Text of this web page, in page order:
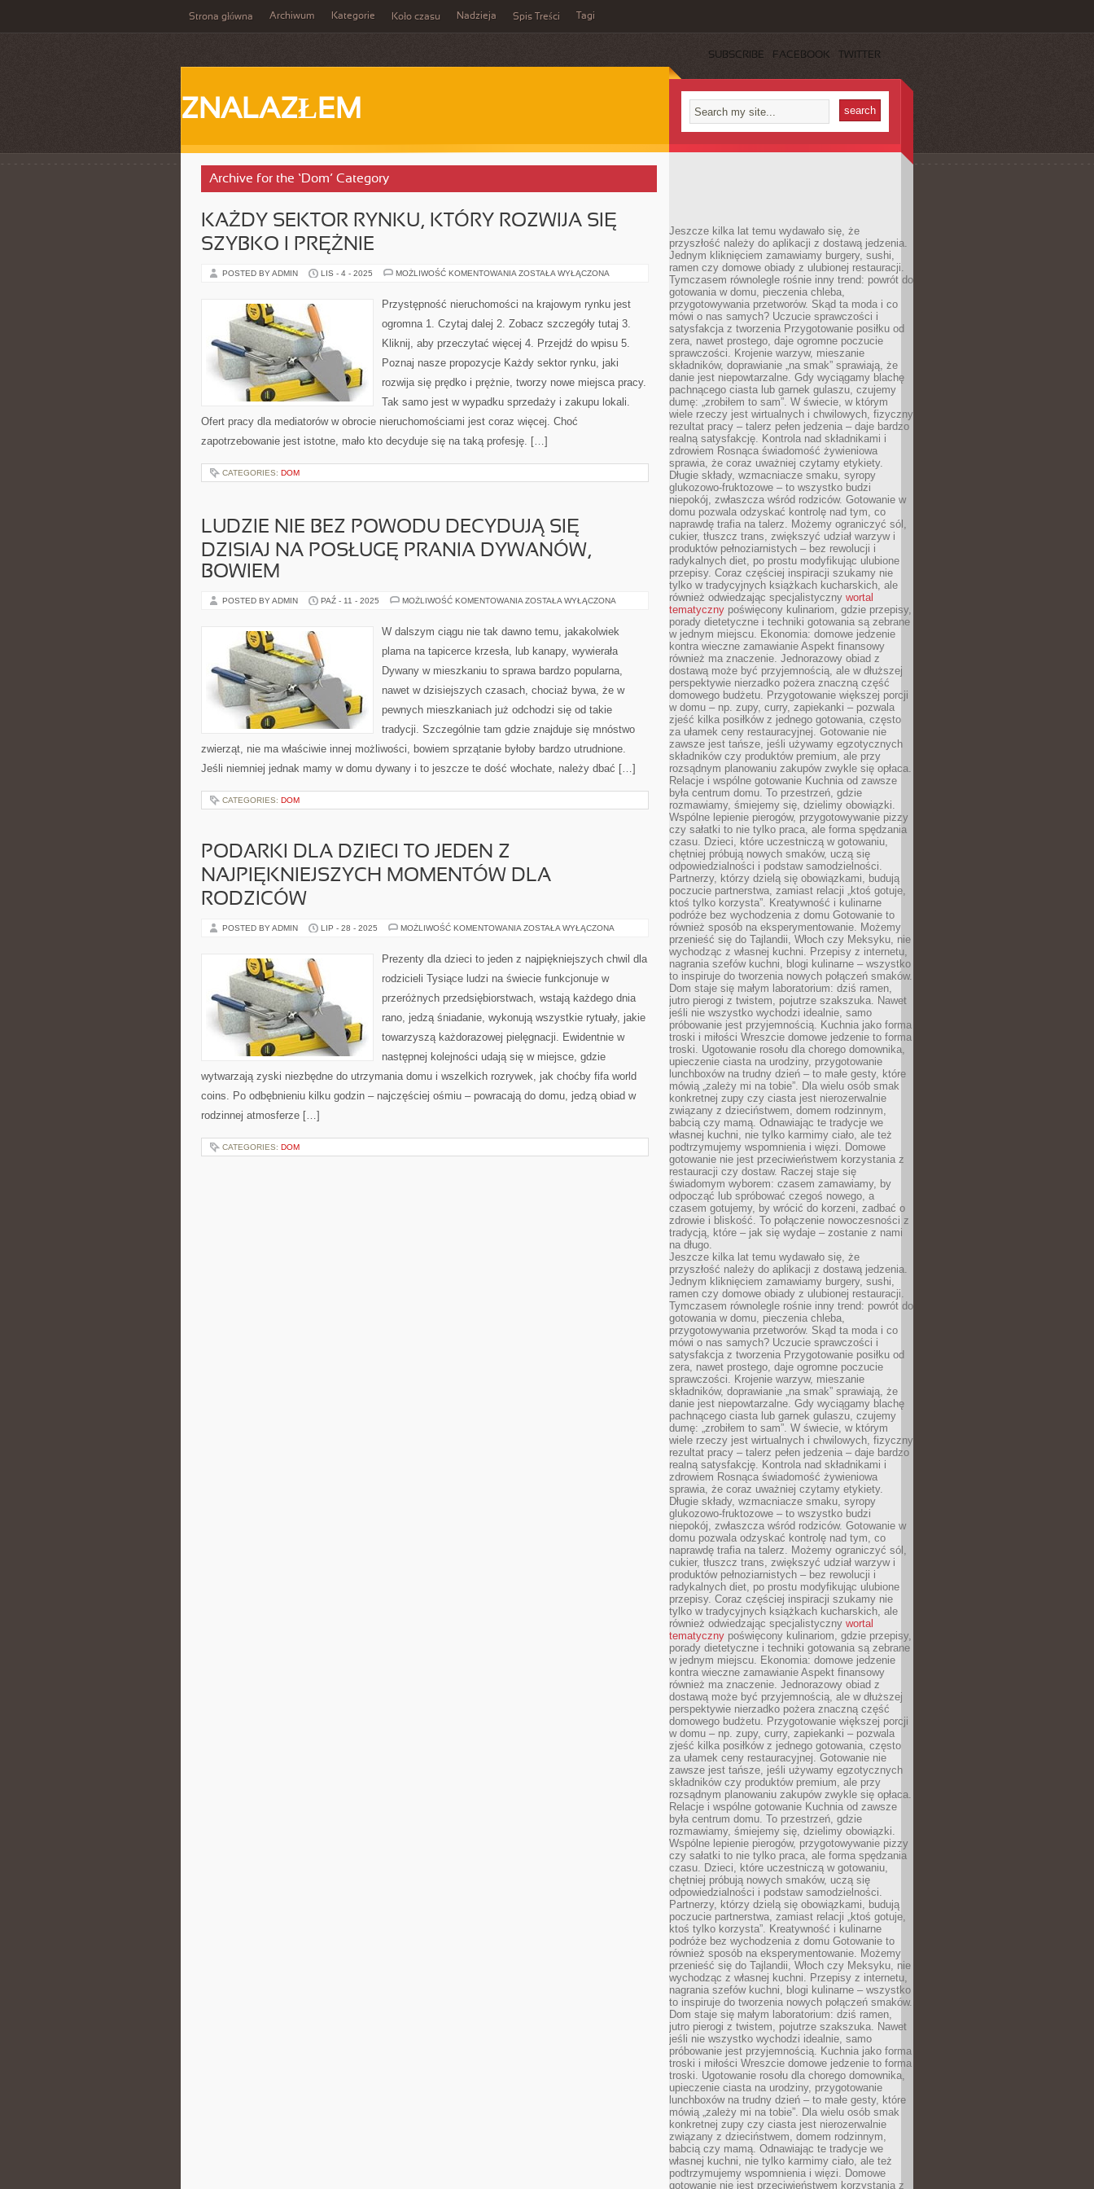
Strona główna Archiwum Kategorie Koło czasu Nadzieja Spis Treści Tagi
SUBSCRIBE FACEBOOK TWITTER
ZNALAZŁEM
Archive for the ‘Dom’ Category
KAŻDY SEKTOR RYNKU, KTÓRY ROZWIJA SIĘ
SZYBKO I PRĘŻNIE
POSTED BY ADMIN LIS - 4 - 2025 MOŻLIWOŚĆ KOMENTOWANIA KAŻDY
KTÓRY
ROZWIJA
SZYBKO
PRĘŻNIE
ZOSTAŁA WYŁĄCZONA
Przystępność nieruchomości na krajowym rynku jest
ogromna 1. Czytaj dalej 2. Zobacz szczegóły tutaj 3.
Kliknij, aby przeczytać więcej 4. Przejdź do wpisu 5.
Poznaj nasze propozycje Każdy sektor rynku, jaki
rozwija się prędko i prężnie, tworzy nowe miejsca pracy.
Tak samo jest w wypadku sprzedaży i zakupu lokali.
Ofert pracy dla mediatorów w obrocie nieruchomościami jest coraz więcej. Choć
zapotrzebowanie jest istotne, mało kto decyduje się na taką profesję. […]
CATEGORIES: DOM
LUDZIE NIE BEZ POWODU DECYDUJĄ SIĘ
DZISIAJ NA POSŁUGĘ PRANIA DYWANÓW,
BOWIEM
POSTED BY ADMIN PAŹ - 11 - 2025 MOŻLIWOŚĆ KOMENTOWANIA LUDZIE
POWODU
DECYDUJĄ
DZISIAJ
POSŁUGĘ
DYWANÓW,
BOWIEM
ZOSTAŁA WYŁĄCZONA
W dalszym ciągu nie tak dawno temu, jakakolwiek
plama na tapicerce krzesła, lub kanapy, wywierała
Dywany w mieszkaniu to sprawa bardzo popularna,
nawet w dzisiejszych czasach, chociaż bywa, że w
pewnych mieszkaniach już odchodzi się od takie
tradycji. Szczególnie tam gdzie znajduje się mnóstwo
zwierząt, nie ma właściwie innej możliwości, bowiem sprzątanie byłoby bardzo utrudnione.
Jeśli niemniej jednak mamy w domu dywany i to jeszcze te dość włochate, należy dbać […]
CATEGORIES: DOM
PODARKI DLA DZIECI TO JEDEN Z
NAJPIĘKNIEJSZYCH MOMENTÓW DLA
RODZICÓW
POSTED BY ADMIN LIP - 28 - 2025 MOŻLIWOŚĆ KOMENTOWANIA PODARKI
JEDEN
NAJPIĘKNIEJSZYCH
DLA
ZOSTAŁA WYŁĄCZONA
Prezenty dla dzieci to jeden z najpiękniejszych chwil dla
rodzicieli Tysiące ludzi na świecie funkcjonuje w
przeróżnych przedsiębiorstwach, wstają każdego dnia
rano, jedzą śniadanie, wykonują wszystkie rytuały, jakie
towarzyszą każdorazowej pielęgnacji. Ewidentnie w
następnej kolejności udają się w miejsce, gdzie
wytwarzają zyski niezbędne do utrzymania domu i wszelkich rozrywek, jak choćby fifa world
coins. Po odbębnieniu kilku godzin – najczęściej ośmiu – powracają do domu, jedzą obiad w
rodzinnej atmosferze […]
CATEGORIES: DOM
Jeszcze kilka lat temu wydawało się, że
przyszłość należy do aplikacji z dostawą jedzenia.
Jednym kliknięciem zamawiamy burgery, sushi,
ramen czy domowe obiady z ulubionej restauracji.
Tymczasem równolegle rośnie inny trend: powrót do
gotowania w domu, pieczenia chleba,
przygotowywania przetworów. Skąd ta moda i co
mówi o nas samych? Uczucie sprawczości i
satysfakcja z tworzenia Przygotowanie posiłku od
zera, nawet prostego, daje ogromne poczucie
sprawczości. Krojenie warzyw, mieszanie
składników, doprawianie „na smak” sprawiają, że
danie jest niepowtarzalne. Gdy wyciągamy blachę
pachnącego ciasta lub garnek gulaszu, czujemy
dumę: „zrobiłem to sam”. W świecie, w którym
wiele rzeczy jest wirtualnych i chwilowych, fizyczny
rezultat pracy – talerz pełen jedzenia – daje bardzo
realną satysfakcję. Kontrola nad składnikami i
zdrowiem Rosnąca świadomość żywieniowa
sprawia, że coraz uważniej czytamy etykiety.
Długie składy, wzmacniacze smaku, syropy
glukozowo-fruktozowe – to wszystko budzi
niepokój, zwłaszcza wśród rodziców. Gotowanie w
domu pozwala odzyskać kontrolę nad tym, co
naprawdę trafia na talerz. Możemy ograniczyć sól,
cukier, tłuszcz trans, zwiększyć udział warzyw i
produktów pełnoziarnistych – bez rewolucji i
radykalnych diet, po prostu modyfikując ulubione
przepisy. Coraz częściej inspiracji szukamy nie
tylko w tradycyjnych książkach kucharskich, ale
również odwiedzając specjalistyczny wortal
tematyczny poświęcony kulinariom, gdzie przepisy,
porady dietetyczne i techniki gotowania są zebrane
w jednym miejscu. Ekonomia: domowe jedzenie
kontra wieczne zamawianie Aspekt finansowy
również ma znaczenie. Jednorazowy obiad z
dostawą może być przyjemnością, ale w dłuższej
perspektywie nierzadko pożera znaczną część
domowego budżetu. Przygotowanie większej porcji
w domu – np. zupy, curry, zapiekanki – pozwala
zjeść kilka posiłków z jednego gotowania, często
za ułamek ceny restauracyjnej. Gotowanie nie
zawsze jest tańsze, jeśli używamy egzotycznych
składników czy produktów premium, ale przy
rozsądnym planowaniu zakupów zwykle się opłaca.
Relacje i wspólne gotowanie Kuchnia od zawsze
była centrum domu. To przestrzeń, gdzie
rozmawiamy, śmiejemy się, dzielimy obowiązki.
Wspólne lepienie pierogów, przygotowywanie pizzy
czy sałatki to nie tylko praca, ale forma spędzania
czasu. Dzieci, które uczestniczą w gotowaniu,
chętniej próbują nowych smaków, uczą się
odpowiedzialności i podstaw samodzielności.
Partnerzy, którzy dzielą się obowiązkami, budują
poczucie partnerstwa, zamiast relacji „ktoś gotuje,
ktoś tylko korzysta”. Kreatywność i kulinarne
podróże bez wychodzenia z domu Gotowanie to
również sposób na eksperymentowanie. Możemy
przenieść się do Tajlandii, Włoch czy Meksyku, nie
wychodząc z własnej kuchni. Przepisy z internetu,
nagrania szefów kuchni, blogi kulinarne – wszystko
to inspiruje do tworzenia nowych połączeń smaków.
Dom staje się małym laboratorium: dziś ramen,
jutro pierogi z twistem, pojutrze szakszuka. Nawet
jeśli nie wszystko wychodzi idealnie, samo
próbowanie jest przyjemnością. Kuchnia jako forma
troski i miłości Wreszcie domowe jedzenie to forma
troski. Ugotowanie rosołu dla chorego domownika,
upieczenie ciasta na urodziny, przygotowanie
lunchboxów na trudny dzień – to małe gesty, które
mówią „zależy mi na tobie”. Dla wielu osób smak
konkretnej zupy czy ciasta jest nierozerwalnie
związany z dzieciństwem, domem rodzinnym,
babcią czy mamą. Odnawiając te tradycje we
własnej kuchni, nie tylko karmimy ciało, ale też
podtrzymujemy wspomnienia i więzi. Domowe
gotowanie nie jest przeciwieństwem korzystania z
restauracji czy dostaw. Raczej staje się
świadomym wyborem: czasem zamawiamy, by
odpocząć lub spróbować czegoś nowego, a
czasem gotujemy, by wrócić do korzeni, zadbać o
zdrowie i bliskość. To połączenie nowoczesności z
tradycją, które – jak się wydaje – zostanie z nami
na długo.
Jeszcze kilka lat temu wydawało się, że
przyszłość należy do aplikacji z dostawą jedzenia.
Jednym kliknięciem zamawiamy burgery, sushi,
ramen czy domowe obiady z ulubionej restauracji.
Tymczasem równolegle rośnie inny trend: powrót do
gotowania w domu, pieczenia chleba,
przygotowywania przetworów. Skąd ta moda i co
mówi o nas samych? Uczucie sprawczości i
satysfakcja z tworzenia Przygotowanie posiłku od
zera, nawet prostego, daje ogromne poczucie
sprawczości. Krojenie warzyw, mieszanie
składników, doprawianie „na smak” sprawiają, że
danie jest niepowtarzalne. Gdy wyciągamy blachę
pachnącego ciasta lub garnek gulaszu, czujemy
dumę: „zrobiłem to sam”. W świecie, w którym
wiele rzeczy jest wirtualnych i chwilowych, fizyczny
rezultat pracy – talerz pełen jedzenia – daje bardzo
realną satysfakcję. Kontrola nad składnikami i
zdrowiem Rosnąca świadomość żywieniowa
sprawia, że coraz uważniej czytamy etykiety.
Długie składy, wzmacniacze smaku, syropy
glukozowo-fruktozowe – to wszystko budzi
niepokój, zwłaszcza wśród rodziców. Gotowanie w
domu pozwala odzyskać kontrolę nad tym, co
naprawdę trafia na talerz. Możemy ograniczyć sól,
cukier, tłuszcz trans, zwiększyć udział warzyw i
produktów pełnoziarnistych – bez rewolucji i
radykalnych diet, po prostu modyfikując ulubione
przepisy. Coraz częściej inspiracji szukamy nie
tylko w tradycyjnych książkach kucharskich, ale
również odwiedzając specjalistyczny wortal
tematyczny poświęcony kulinariom, gdzie przepisy,
porady dietetyczne i techniki gotowania są zebrane
w jednym miejscu. Ekonomia: domowe jedzenie
kontra wieczne zamawianie Aspekt finansowy
również ma znaczenie. Jednorazowy obiad z
dostawą może być przyjemnością, ale w dłuższej
perspektywie nierzadko pożera znaczną część
domowego budżetu. Przygotowanie większej porcji
w domu – np. zupy, curry, zapiekanki – pozwala
zjeść kilka posiłków z jednego gotowania, często
za ułamek ceny restauracyjnej. Gotowanie nie
zawsze jest tańsze, jeśli używamy egzotycznych
składników czy produktów premium, ale przy
rozsądnym planowaniu zakupów zwykle się opłaca.
Relacje i wspólne gotowanie Kuchnia od zawsze
była centrum domu. To przestrzeń, gdzie
rozmawiamy, śmiejemy się, dzielimy obowiązki.
Wspólne lepienie pierogów, przygotowywanie pizzy
czy sałatki to nie tylko praca, ale forma spędzania
czasu. Dzieci, które uczestniczą w gotowaniu,
chętniej próbują nowych smaków, uczą się
odpowiedzialności i podstaw samodzielności.
Partnerzy, którzy dzielą się obowiązkami, budują
poczucie partnerstwa, zamiast relacji „ktoś gotuje,
ktoś tylko korzysta”. Kreatywność i kulinarne
podróże bez wychodzenia z domu Gotowanie to
również sposób na eksperymentowanie. Możemy
przenieść się do Tajlandii, Włoch czy Meksyku, nie
wychodząc z własnej kuchni. Przepisy z internetu,
nagrania szefów kuchni, blogi kulinarne – wszystko
to inspiruje do tworzenia nowych połączeń smaków.
Dom staje się małym laboratorium: dziś ramen,
jutro pierogi z twistem, pojutrze szakszuka. Nawet
jeśli nie wszystko wychodzi idealnie, samo
próbowanie jest przyjemnością. Kuchnia jako forma
troski i miłości Wreszcie domowe jedzenie to forma
troski. Ugotowanie rosołu dla chorego domownika,
upieczenie ciasta na urodziny, przygotowanie
lunchboxów na trudny dzień – to małe gesty, które
mówią „zależy mi na tobie”. Dla wielu osób smak
konkretnej zupy czy ciasta jest nierozerwalnie
związany z dzieciństwem, domem rodzinnym,
babcią czy mamą. Odnawiając te tradycje we
własnej kuchni, nie tylko karmimy ciało, ale też
podtrzymujemy wspomnienia i więzi. Domowe
gotowanie nie jest przeciwieństwem korzystania z